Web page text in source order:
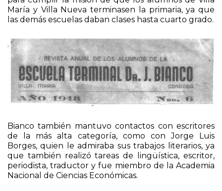
Sería el primer edificio de material de esa manzana,
para cumplir la misión de que los alumnos de Villa
María y Villa Nueva terminasen la primaria, ya que
Bianco también mantuvo contactos con escritores
de la más alta categoría, como con Jorge Luis
Borges, quien le admiraba sus trabajos literarios, ya
que también realizó tareas de lingüística, escritor,
periodista, traductor y fue miembro de la Academia